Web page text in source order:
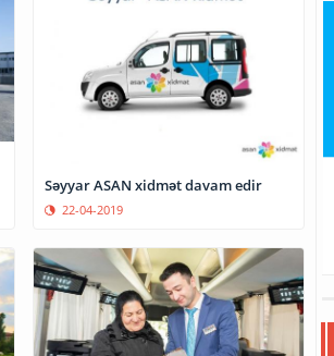
Səyyar ASAN xidmət davam edir
22-04-2019